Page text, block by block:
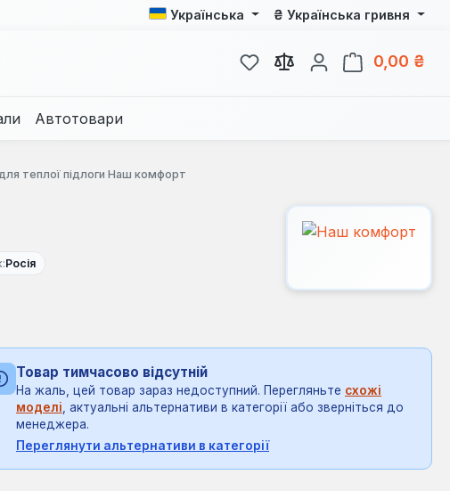
Українська ₴ Українська гривня
У вас є 0 у списку бажань
0,00 ₴
Автотовари
для теплої підлоги Наш комфорт
Росія
Товар тимчасово відсутній
На жаль, цей товар зараз недоступний. Перегляньте схожі
моделі , актуальні альтернативи в категорії або зверніться до
менеджера.
Переглянути альтернативи в категорії